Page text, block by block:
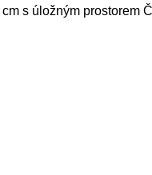
s úložným prostorem